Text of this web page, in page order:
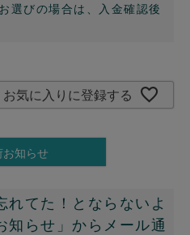
選びの場合は、入金確認後
お気に入りに登録する
お知らせ
れてた！とならないよ
知らせ」からメール通